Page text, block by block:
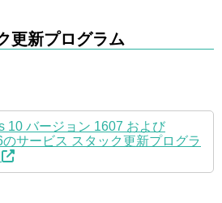
更新プログラム
10 バージョン 1607 および
サービス スタック更新プログラ